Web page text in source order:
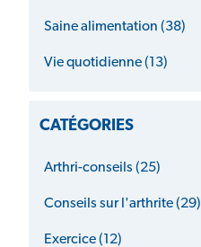
Saine alimentation (38)
Vie quotidienne (13)
CATÉGORIES
Arthri-conseils (25)
Conseils sur l'arthrite (29)
Exercice (12)